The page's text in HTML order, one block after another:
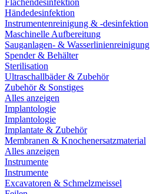
Flächendesinfektion
Händedesinfektion
Instrumentenreinigung & -desinfektion
Maschinelle Aufbereitung
Sauganlagen- & Wasserlinienreinigung
Spender & Behälter
Sterilisation
Ultraschallbäder & Zubehör
Zubehör & Sonstiges
Alles anzeigen
Implantologie
Implantologie
Implantate & Zubehör
Membranen & Knochenersatzmaterial
Alles anzeigen
Instrumente
Instrumente
Excavatoren & Schmelzmeissel